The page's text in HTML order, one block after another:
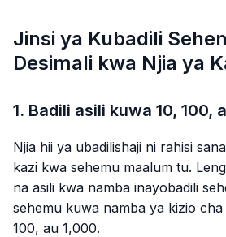
Jinsi ya Kubadili
Desimali kwa Njia ya
1. Badili asili kuwa 10, 100,
Njia hii ya ubadilishaji ni rahisi
kazi kwa sehemu maalum tu.
na asili kwa namba inayobadili
sehemu kuwa namba ya kizio cha
100, au 1,000.